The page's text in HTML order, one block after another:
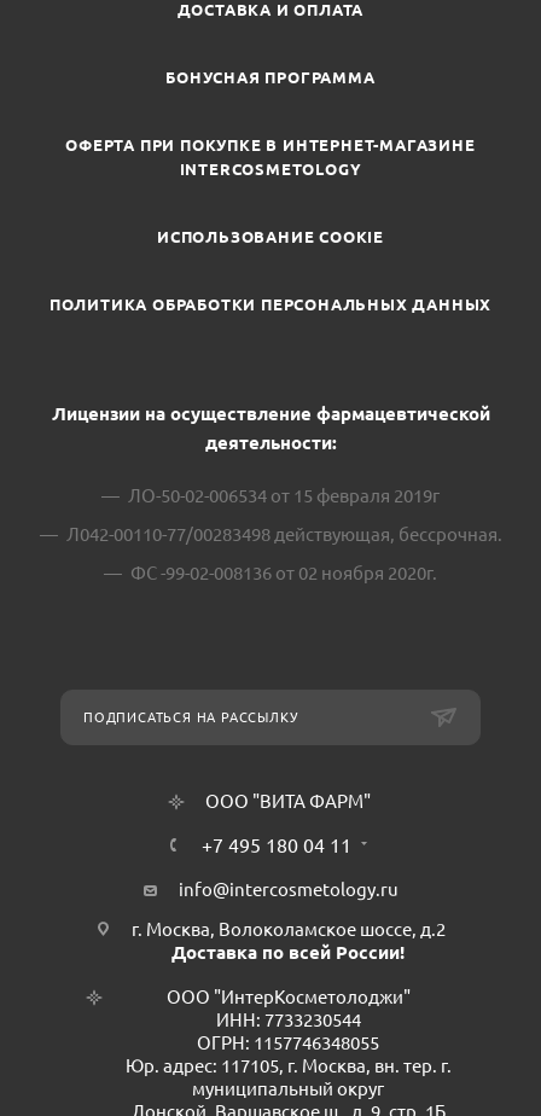
ДОСТАВКА И ОПЛАТА
БОНУСНАЯ ПРОГРАММА
ОФЕРТА ПРИ ПОКУПКЕ В ИНТЕРНЕТ-МАГАЗИНЕ
INTERCOSMETOLOGY
ИСПОЛЬЗОВАНИЕ COOKIE
ПОЛИТИКА ОБРАБОТКИ ПЕРСОНАЛЬНЫХ ДАННЫХ
Лицензии на осуществление фармацевтической
деятельности:
ЛО-50-02-006534 от 15 февраля 2019г
Л042-00110-77/00283498 действующая, бессрочная.
ФС -99-02-008136 от 02 ноября 2020г.
ПОДПИСАТЬСЯ НА РАССЫЛКУ
ООО "ВИТА ФАРМ"
+7 495 180 04 11
info@intercosmetology.ru
г. Москва, Волоколамское шоссе, д.2
Доставка по всей России!
ООО "ИнтерКосметолоджи"
ИНН: 7733230544
ОГРН: 1157746348055
Юр. адрес: 117105, г. Москва, вн. тер. г.
муниципальный округ
Донской, Варшавское ш., д. 9, стр. 1Б